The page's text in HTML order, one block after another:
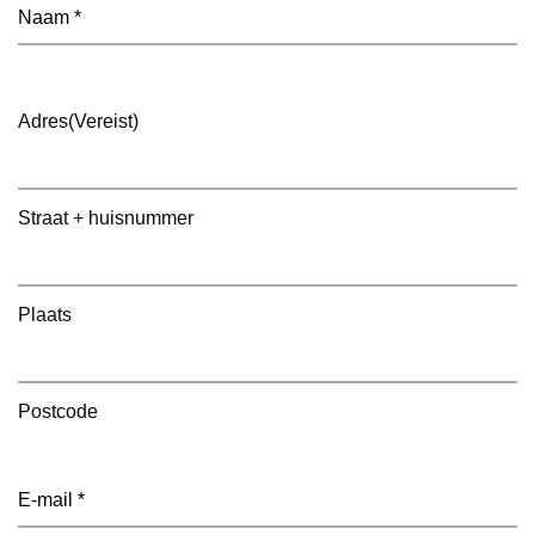
Adres(Vereist)
Straat + huisnummer
Plaats
Postcode